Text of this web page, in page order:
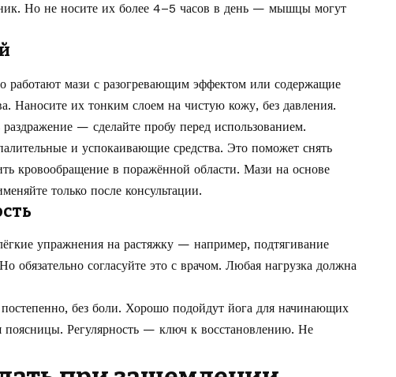
Но не носите их более 4–5 часов в день — мышцы могут
работают мази с разогревающим эффектом или содержащие
Наносите их тонким слоем на чистую кожу, без давления.
— сделайте пробу перед использованием.
и успокаивающие средства. Это поможет снять
кровообращение в поражённой области. Мази на основе
только после консультации.
упражнения на растяжку — например, подтягивание
обязательно согласуйте это с врачом. Любая нагрузка должна
без боли. Хорошо подойдут йога для начинающих
поясницы. Регулярность — ключ к восстановлению. Не